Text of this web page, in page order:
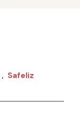
, Safeliz